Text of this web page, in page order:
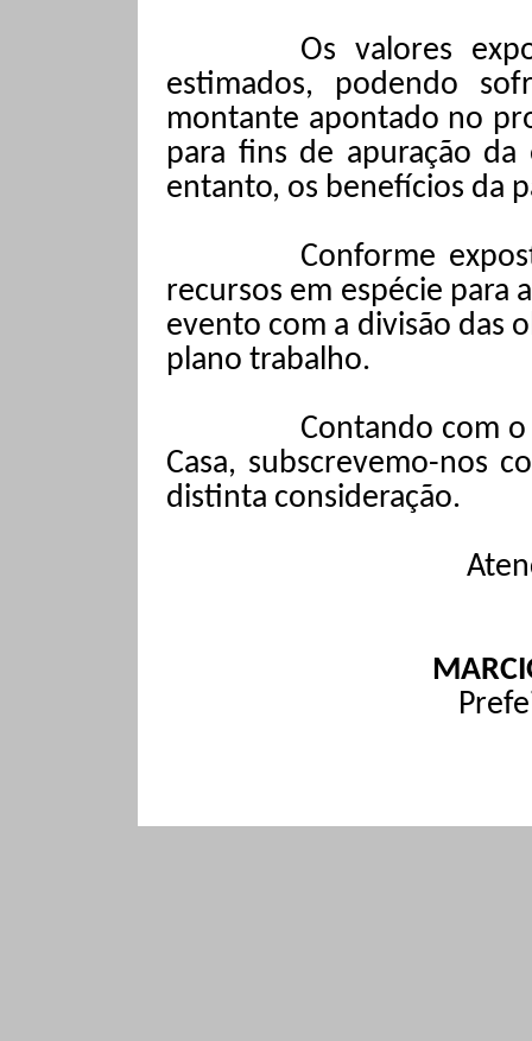
Os valores
estimados, podendo
montante apontado no
para fins de apuração
entanto, os benefícios da
Conforme
recursos em espécie para
evento com a divisão das
plano trabalho.
Contando com
Casa, subscrevemo-nos
distinta consideração.